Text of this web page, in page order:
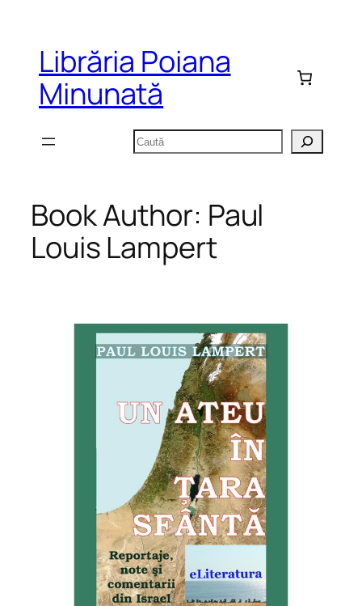
conținutLibrăria Poiana
Minunată
Caută
Book Author: Paul
Louis Lampert